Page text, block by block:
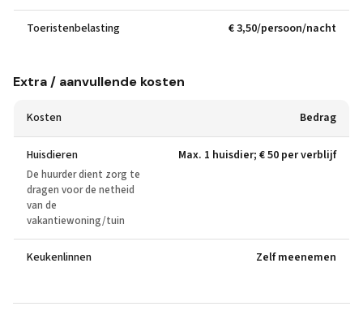
Toeristenbelasting € 3,50/persoon/nacht
Extra / aanvullende kosten
Kosten Bedrag
Huisdieren
De huurder dient zorg te
dragen voor de netheid
van de
vakantiewoning/tuin
Max. 1 huisdier; € 50 per verblijf
Keukenlinnen Zelf meenemen